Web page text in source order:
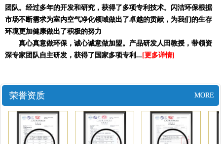
团队。经过多年的开发和研究，获得了多项专利技术。闪洁环保根据
市场不断需求为室内空气净化领域做出了卓越的贡献，为我们的生存
环境更加健康做出了积极的努力
真心真意做环保，诚心诚意做加盟。产品研发人田教授，带领资
深专家团队自主研发，获得了国家多项专利... [更多详情]
荣誉资质 MORE